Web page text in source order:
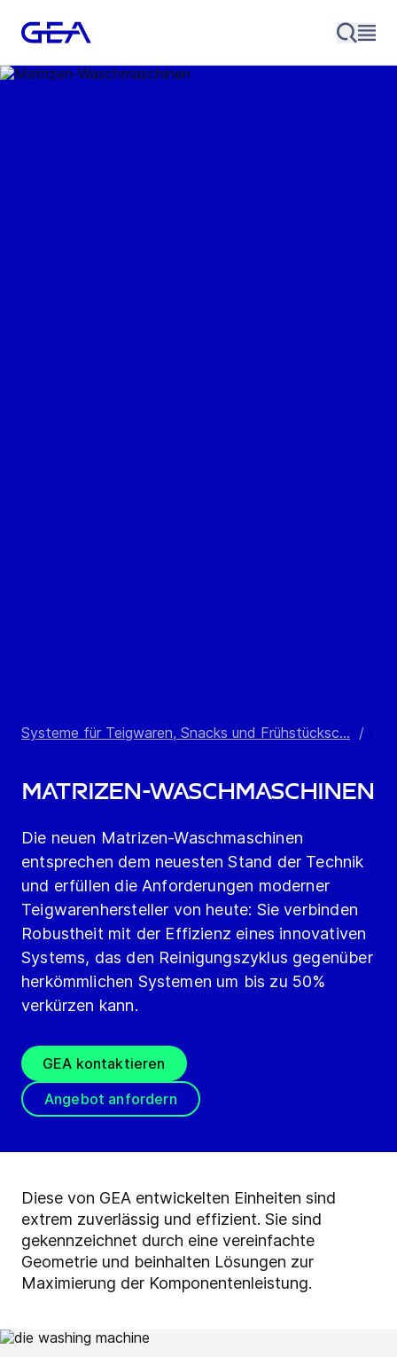
Systeme für Teigwaren, Snacks und Frühstücksc... /
Matrizen-Waschmaschinen
Die neuen Matrizen-Waschmaschinen
entsprechen dem neuesten Stand der Technik
und erfüllen die Anforderungen moderner
Teigwarenhersteller von heute: Sie verbinden
Robustheit mit der Effizienz eines innovativen
Systems, das den Reinigungszyklus gegenüber
herkömmlichen Systemen um bis zu 50%
verkürzen kann.
GEA kontaktieren
Angebot anfordern
Diese von GEA entwickelten Einheiten sind
extrem zuverlässig und effizient. Sie sind
gekennzeichnet durch eine vereinfachte
Geometrie und beinhalten Lösungen zur
Maximierung der Komponentenleistung.